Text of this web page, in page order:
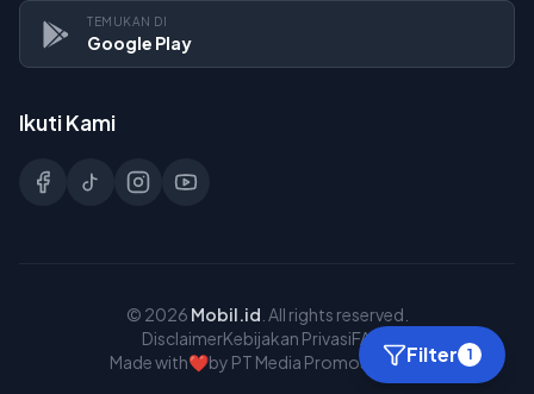
TEMUKAN DI
Google Play
Ikuti Kami
© 2026 Mobil.id . All rights reserved.
DisclaimerKebijakan PrivasiFAQs
Made with❤️by PT Media Promosi OnlineFilter 1